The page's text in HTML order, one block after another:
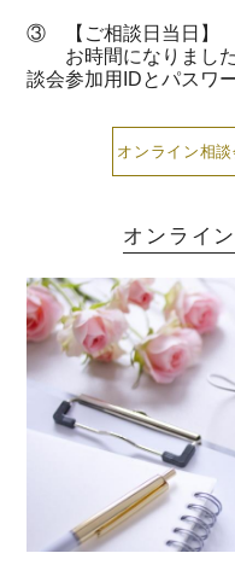
③ 【ご相談日当日】
お時間になりました
談会参加用IDとパスワ
オンライン相
オンライ